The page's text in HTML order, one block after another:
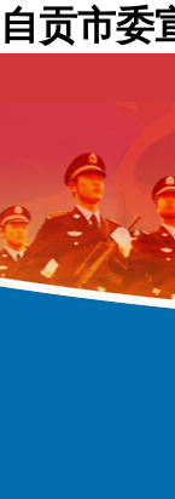
自贡市委